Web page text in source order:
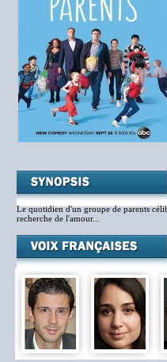
Le quotidien d'un groupe de parents
recherche de l'amour...